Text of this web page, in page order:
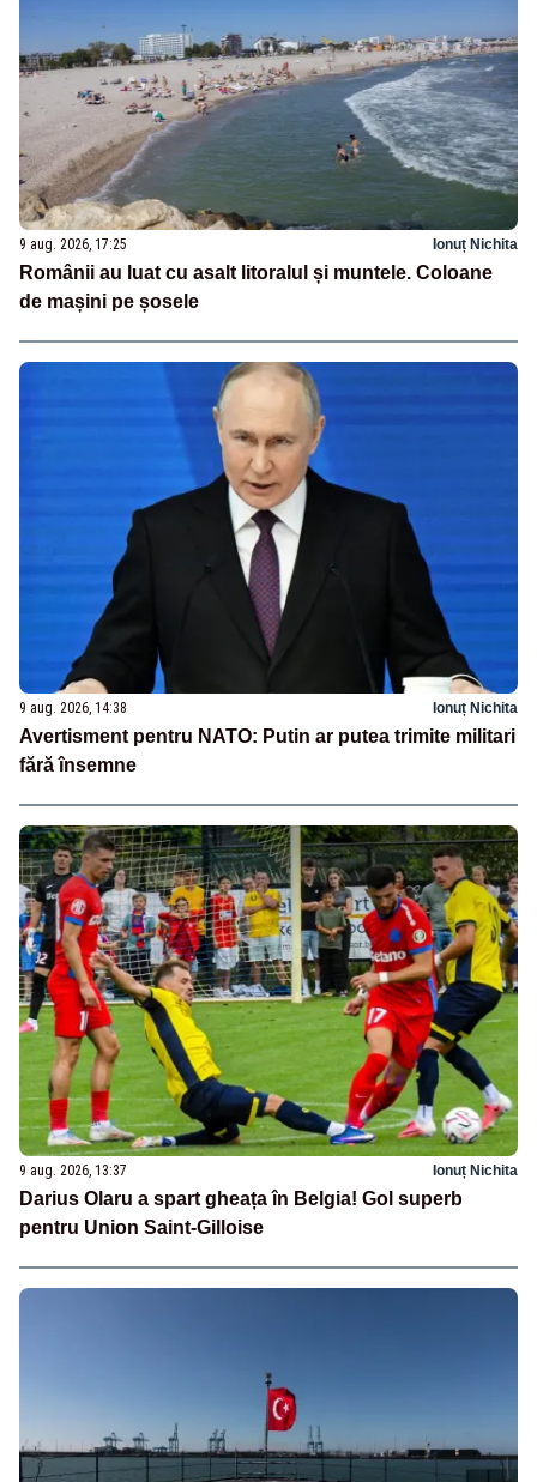
9 aug. 2026, 17:25 Ionuț Nichita
Românii au luat cu asalt litoralul și muntele. Coloane
de mașini pe șosele
9 aug. 2026, 14:38 Ionuț Nichita
Avertisment pentru NATO: Putin ar putea trimite militari
fără însemne
9 aug. 2026, 13:37 Ionuț Nichita
Darius Olaru a spart gheața în Belgia! Gol superb
pentru Union Saint-Gilloise